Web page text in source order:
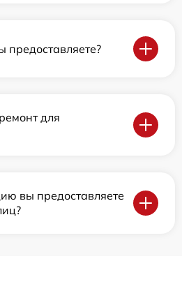
для
вы предоставляете